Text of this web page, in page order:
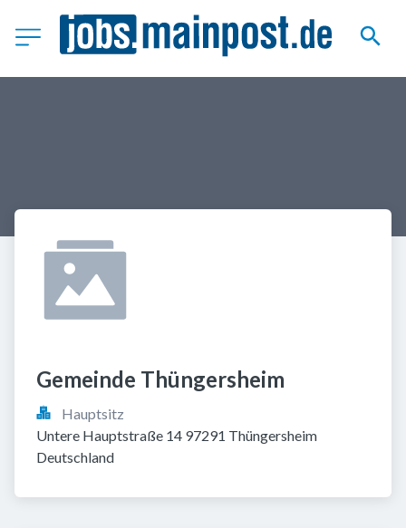
Gemeinde Thüngersheim
Hauptsitz
Untere Hauptstraße 14 97291 Thüngersheim
Deutschland